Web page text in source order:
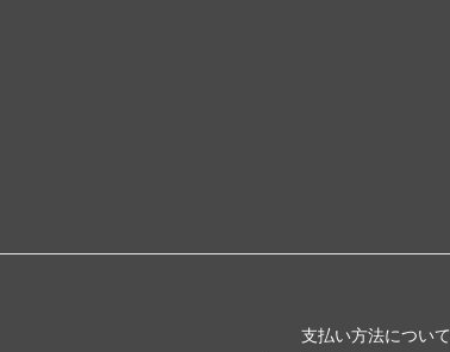
支払い方法について